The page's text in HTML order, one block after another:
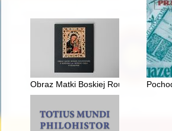
Obraz Matki Boskiej Roudnickiej z